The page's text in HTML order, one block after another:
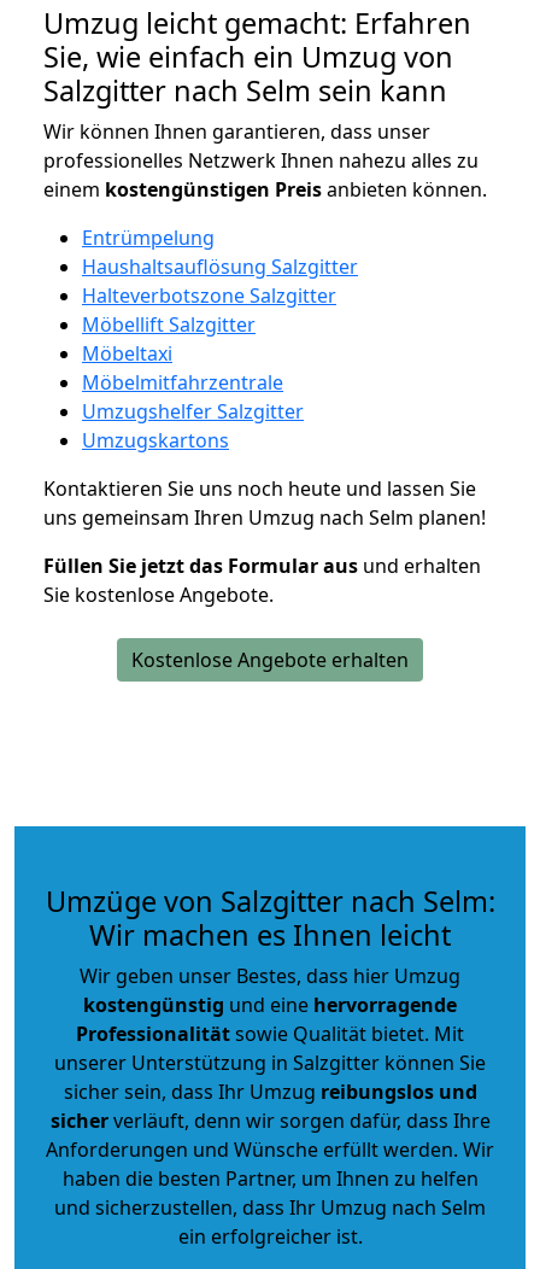
Umzug leicht gemacht: Erfahren
Sie, wie einfach ein Umzug von
Salzgitter nach Selm sein kann
Wir können Ihnen garantieren, dass unser
professionelles Netzwerk Ihnen nahezu alles zu
einem kostengünstigen Preisanbieten können.
Entrümpelung
Haushaltsauflösung Salzgitter
Halteverbotszone Salzgitter
Möbellift Salzgitter
Möbeltaxi
Möbelmitfahrzentrale
Umzugshelfer Salzgitter
Umzugskartons
Kontaktieren Sie uns noch heute und lassen Sie
uns gemeinsam Ihren Umzug nach Selm planen!
Füllen Sie jetzt das Formular aus und erhalten
Sie kostenlose Angebote.
Kostenlose Angebote erhalten
Umzüge von Salzgitter nach Selm:
Wir machen es Ihnen leicht
Wir geben unser Bestes, dass hier Umzug
kostengünstig und eine hervorragende
Professionalitätsowie Qualität bietet. Mit
unserer Unterstützung in Salzgitter können Sie
sicher sein, dass Ihr Umzug reibungslos und
sicherverläuft, denn wir sorgen dafür, dass Ihre
Anforderungen und Wünsche erfüllt werden. Wir
haben die besten Partner, um Ihnen zu helfen
und sicherzustellen, dass Ihr Umzug nach Selm
ein erfolgreicher ist.